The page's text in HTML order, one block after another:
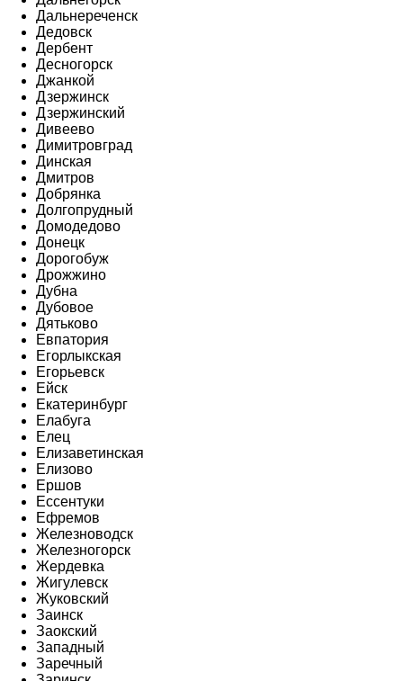
Дальнереченск
Дедовск
Дербент
Десногорск
Джанкой
Дзержинск
Дзержинский
Дивеево
Димитровград
Динская
Дмитров
Добрянка
Долгопрудный
Домодедово
Донецк
Дорогобуж
Дрожжино
Дубна
Дубовое
Дятьково
Евпатория
Егорлыкская
Егорьевск
Ейск
Екатеринбург
Елабуга
Елец
Елизаветинская
Елизово
Ершов
Ессентуки
Ефремов
Железноводск
Железногорск
Жердевка
Жигулевск
Жуковский
Заинск
Заокский
Западный
Заречный